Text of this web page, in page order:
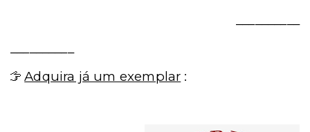
Adquira já um exemplar :